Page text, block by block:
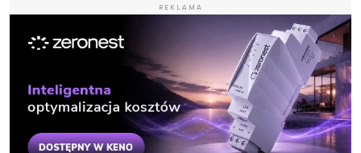
REKLAMA